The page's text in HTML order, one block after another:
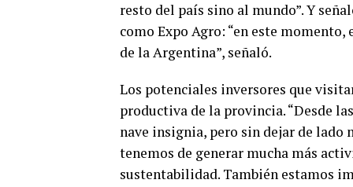
resto del país sino al mundo”. Y
como Expo Agro: “en este
de la Argentina”, señaló.
Los potenciales inversores que
productiva de la provincia. “Desde
nave insignia, pero sin dejar de lado
tenemos de generar mucha más
sustentabilidad. También estamos